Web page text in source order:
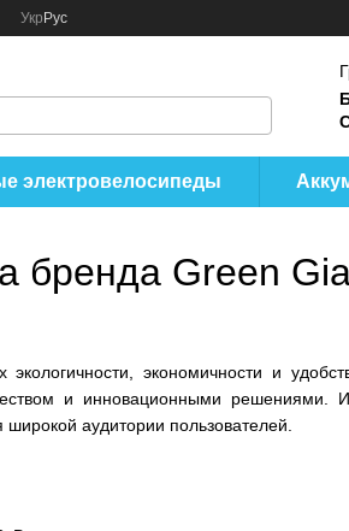
Укр Рус
электровелосипеды
бренда Green
экономичности и
и инновационными решениями.
аудитории пользователей.